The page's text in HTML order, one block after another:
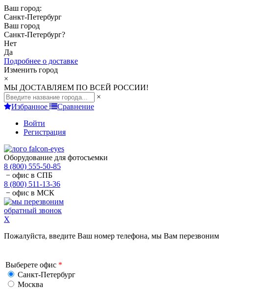
Ваш город:
Санкт-Петербург
Ваш город
Санкт-Петербург?
Нет
Да
Подробнее о доставке
Изменить город
×
МЫ ДОСТАВЛЯЕМ ПО ВСЕЙ РОССИИ!
×
Избранное
Сравнение
Войти
Регистрация
Оборудование для фотосъемки
8 (800) 555-50-85
− офис в СПБ
8 (800) 511-13-36
− офис в МСК
обратный звонок
X
Пожалуйста, введите Ваш номер телефона, мы Вам перезвоним
Выберете офис *
Санкт-Петербург
Москва